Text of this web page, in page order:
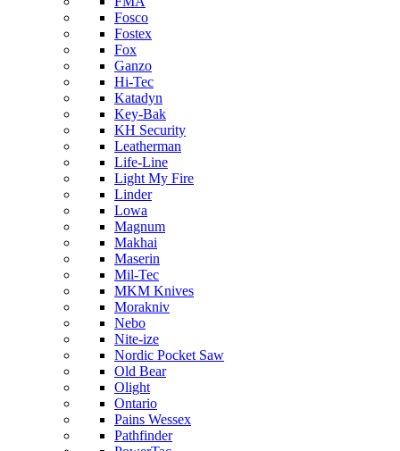
Fosco
Fostex
Fox
Ganzo
Hi-Tec
Katadyn
Key-Bak
KH Security
Leatherman
Life-Line
Light My Fire
Linder
Lowa
Magnum
Makhai
Maserin
Mil-Tec
MKM Knives
Morakniv
Nebo
Nite-ize
Nordic Pocket Saw
Old Bear
Olight
Ontario
Pains Wessex
Pathfinder